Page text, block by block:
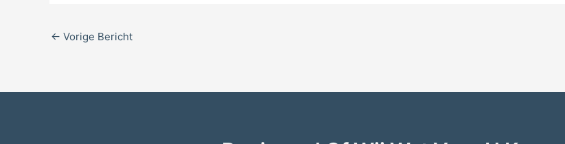
← Vorige Bericht